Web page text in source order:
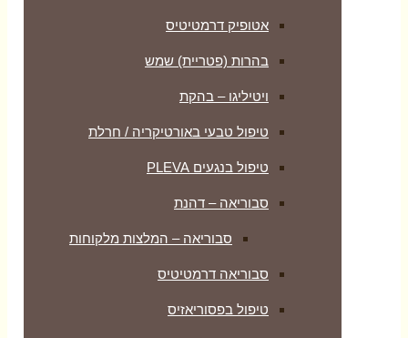
אטופיק דרמטיטיס
בהרות (פטריית) שמש
ויטיליגו – בהקת
טיפול טבעי באורטיקריה / חרלת
טיפול בנגעים PLEVA
סבוריאה – דהנת
סבוריאה – המלצות מלקוחות
סבוריאה דרמטיטיס
טיפול בפסוריאזיס